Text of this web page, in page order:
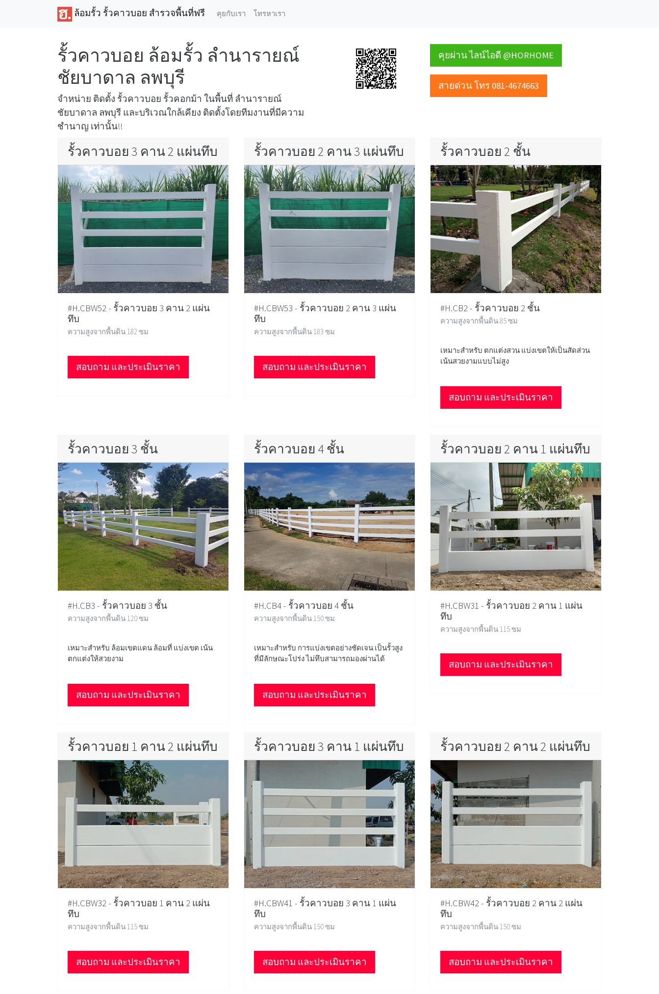
ล้อมรั้ว รั้วคาวบอย สำรวจพื้นที่ฟรี คุยกับเรา โทรหาเรา
รั้วคาวบอย ล้อมรั้ว ลำนารายณ์
ชัยบาดาล ลพบุรี
จำหน่าย ติดตั้ง รั้วคาวบอย รั้วคอกม้า ในพื้นที่ ลำนารายณ์
ชัยบาดาล ลพบุรี และบริเวณใกล้เคียง ติดตั้งโดยทีมงานที่มีความ
ชำนาญ เท่านั้น!!
คุยผ่าน ไลน์ไอดี @HORHOME
สายด่วน โทร 081-4674663
รั้วคาวบอย 3 คาน 2 แผ่นทึบ
#H.CBW52 - รั้วคาวบอย 3 คาน 2 แผ่น
ทึบ
ความสูงจากพื้นดิน 182 ซม
สอบถาม และประเมินราคา
รั้วคาวบอย 2 คาน 3 แผ่นทึบ
#H.CBW53 - รั้วคาวบอย 2 คาน 3 แผ่น
ทึบ
ความสูงจากพื้นดิน 183 ซม
สอบถาม และประเมินราคา
รั้วคาวบอย 2 ชั้น
#H.CB2 - รั้วคาวบอย 2 ชั้น
ความสูงจากพื้นดิน 85 ซม
เหมาะสำหรับ ตกแต่งสวน แบ่งเขตให้เป็นสัดส่วน
เน้นสวยงามแบบไม่สูง
สอบถาม และประเมินราคา
รั้วคาวบอย 3 ชั้น
#H.CB3 - รั้วคาวบอย 3 ชั้น
ความสูงจากพื้นดิน 120 ซม
เหมาะสำหรับ ล้อมเขตแดน ล้อมที่ แบ่งเขต เน้น
ตกแต่งให้สวยงาม
สอบถาม และประเมินราคา
รั้วคาวบอย 4 ชั้น
#H.CB4 - รั้วคาวบอย 4 ชั้น
ความสูงจากพื้นดิน 150 ซม
เหมาะสำหรับ การแบ่งเขตอย่างชัดเจน เป็นรั้วสูง
ที่มีลักษณะโปร่ง ไม่ทึบสามารถมองผ่านได้
สอบถาม และประเมินราคา
รั้วคาวบอย 2 คาน 1 แผ่นทึบ
#H.CBW31 - รั้วคาวบอย 2 คาน 1 แผ่น
ทึบ
ความสูงจากพื้นดิน 115 ซม
สอบถาม และประเมินราคา
รั้วคาวบอย 1 คาน 2 แผ่นทึบ
#H.CBW32 - รั้วคาวบอย 1 คาน 2 แผ่น
ทึบ
ความสูงจากพื้นดิน 115 ซม
สอบถาม และประเมินราคา
รั้วคาวบอย 3 คาน 1 แผ่นทึบ
#H.CBW41 - รั้วคาวบอย 3 คาน 1 แผ่น
ทึบ
ความสูงจากพื้นดิน 150 ซม
สอบถาม และประเมินราคา
รั้วคาวบอย 2 คาน 2 แผ่นทึบ
#H.CBW42 - รั้วคาวบอย 2 คาน 2 แผ่น
ทึบ
ความสูงจากพื้นดิน 150 ซม
สอบถาม และประเมินราคา